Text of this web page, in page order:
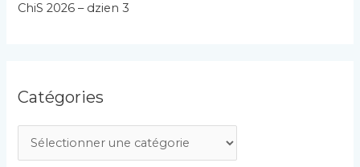
ChiS 2026 – dzien 3
Catégories
a